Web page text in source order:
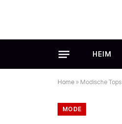
HEIM
Home » Modische
MODE